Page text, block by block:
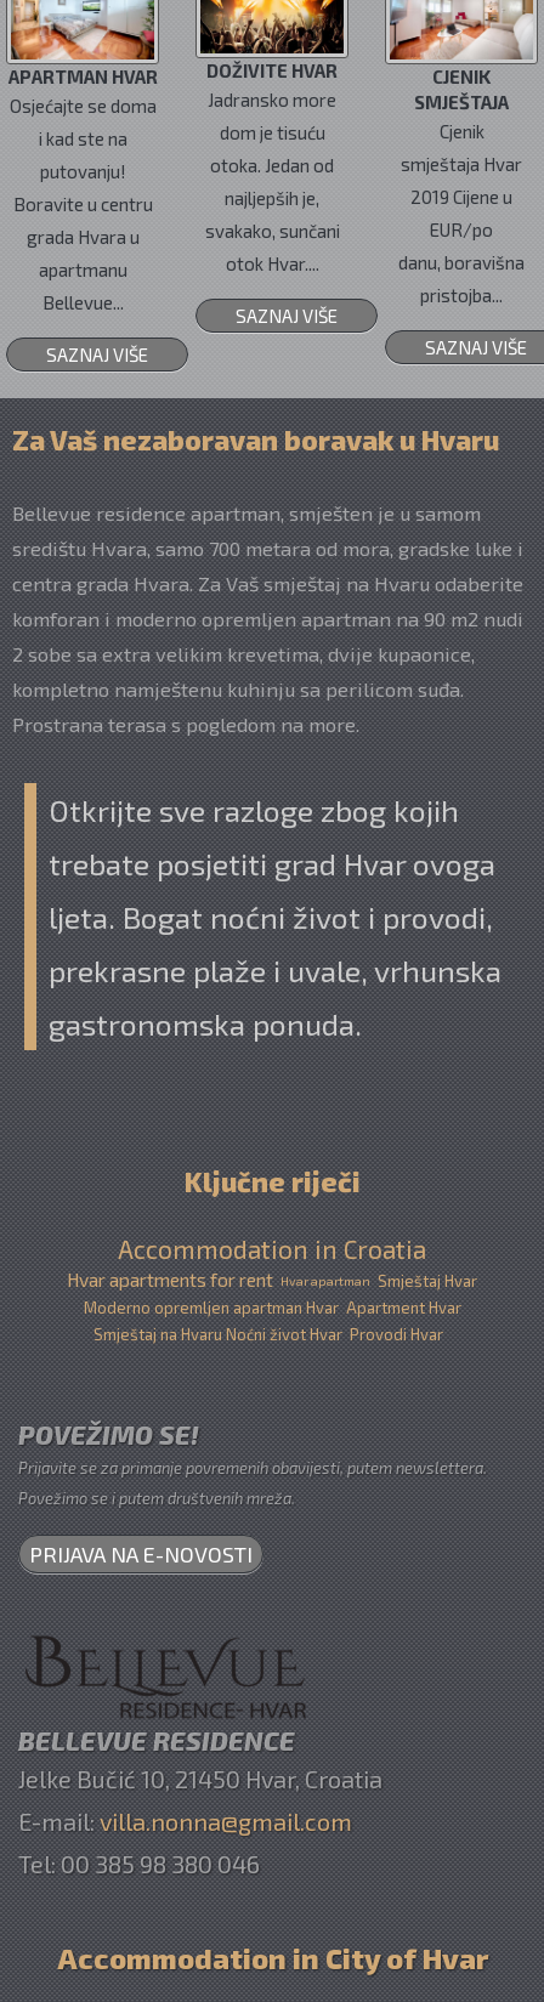
APARTMAN HVAR
Osjećajte se doma
i kad ste na
putovanju!
Boravite u centru
grada Hvara u
apartmanu
Bellevue...
SAZNAJ VIŠE
DOŽIVITE HVAR
Jadransko more
dom je tisuću
otoka. Jedan od
najljepših je,
svakako, sunčani
otok Hvar....
SAZNAJ VIŠE
CJENIK
SMJEŠTAJA
Cjenik
smještaja Hvar
2019 Cijene u
EUR/po
danu, boravišna
pristojba...
SAZNAJ VIŠE
Za Vaš nezaboravan boravak u Hvaru
Bellevue residence apartman, smješten je u samom
središtu Hvara, samo 700 metara od mora, gradske luke i
centra grada Hvara. Za Vaš smještaj na Hvaru odaberite
komforan i moderno opremljen apartman na 90 m2 nudi
2 sobe sa extra velikim krevetima, dvije kupaonice,
kompletno namještenu kuhinju sa perilicom suđa.
Prostrana terasa s pogledom na more.
Otkrijte sve razloge zbog kojih
trebate posjetiti grad Hvar ovoga
ljeta. Bogat noćni život i provodi,
prekrasne plaže i uvale, vrhunska
gastronomska ponuda.
Ključne riječi
Accommodation in Croatia
Hvar apartments for rent Hvar apartman Smještaj Hvar
Moderno opremljen apartman Hvar Apartment Hvar
Smještaj na Hvaru Noćni život Hvar Provodi Hvar
POVEŽIMO SE!
Prijavite se za primanje povremenih obavijesti, putem newslettera.
Povežimo se i putem društvenih mreža.
PRIJAVA NA E-NOVOSTI
BELLEVUE RESIDENCE
Jelke Bučić 10, 21450 Hvar, Croatia
E-mail:villa.nonna@gmail.com
Tel: 00 385 98 380 046
Accommodation in City of Hvar